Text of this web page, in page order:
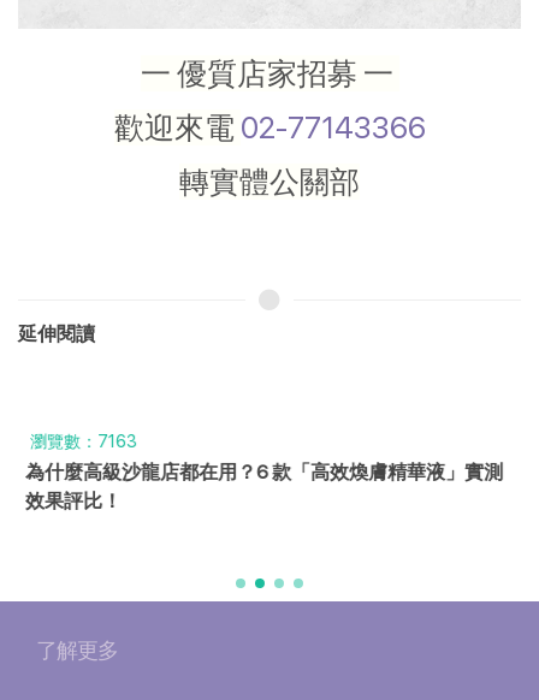
一 優質店家招募 一
歡迎來電 02-77143366
轉實體公關部
延伸閱讀
瀏覽數：7163
為什麼高級沙龍店都在用？6 款「高效煥膚精華液」實測
效果評比！
了解更多